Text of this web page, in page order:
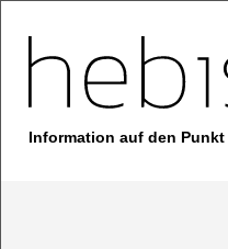
Information auf den Punkt